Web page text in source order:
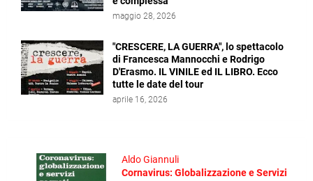
maggio 28, 2026
"CRESCERE, LA GUERRA", lo spettacolo
di Francesca Mannocchi e Rodrigo
D'Erasmo. IL VINILE ed IL LIBRO. Ecco
tutte le date del tour
aprile 16, 2026
Aldo Giannuli
Cornavirus: Globalizzazione e Servizi